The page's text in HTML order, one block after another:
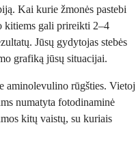
Kai kurie žmonės pastebi
kitiems gali prireikti 2–4
Jūsų gydytojas stebės
grafiką jūsų situacijai.
aminolevulino rūgšties. Vietoj
numatyta fotodinaminė
kitų vaistų, su kuriais